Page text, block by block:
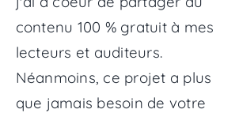
contenu 100 % gratuit à mes
lecteurs et auditeurs.
Néanmoins, ce projet a plus
que jamais besoin de votre